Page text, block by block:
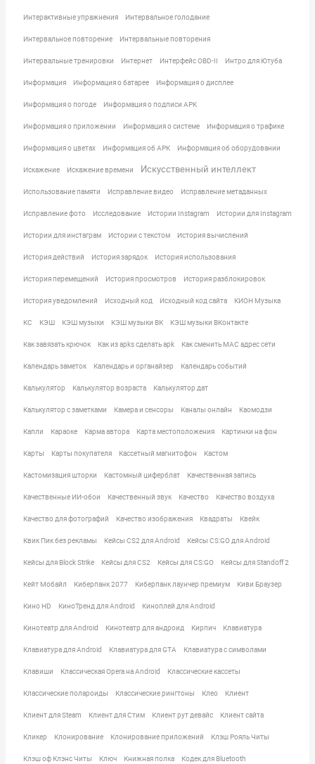
Интерактивные упражнения Интервальное голодание
Интервальное повторение Интервальные повторения
Интервальные тренировки Интернет Интерфейс OBD-II Интро для Ютуба
Информация Информация о батарее Информация о дисплее
Информация о погоде Информация о подписи APK
Информация о приложении Информация о системе Информация о трафике
Информация о цветах Информация об APK Информация об оборудовании
Искажение Искажение времени Искусственный интеллект
Использование памяти Исправление видео Исправление метаданных
Исправление фото Исследование Истории Instagram Истории для Instagram
Истории для инстаграм Истории с текстом История вычислений
История действий История зарядок История использования
История перемещений История просмотров История разблокировок
История уведомлений Исходный код Исходный код сайта КИОН Музыка
КС КЭШ КЭШ музыки КЭШ музыки ВК КЭШ музыки ВКонтакте
Как завязать крючок Как из apks сделать apk Как сменить MAC адрес сети
Календарь заметок Календарь и органайзер Календарь событий
Калькулятор Калькулятор возраста Калькулятор дат
Калькулятор с заметками Камера и сенсоры Каналы онлайн Каомодзи
Капли Караоке Карма автора Карта местоположения Картинки на фон
Карты Карты покупателя Кассетный магнитофон Кастом
Кастомизация шторки Кастомный циферблат Качественная запись
Качественные ИИ-обои Качественный звук Качество Качество воздуха
Качество для фотографий Качество изображения Квадраты Квейк
Квик Пик без рекламы Кейсы CS2 для Android Кейсы CS:GO для Android
Кейсы для Block Strike Кейсы для CS2 Кейсы для CS:GO Кейсы для Standoff 2
Кейт Мобайл Киберпанк 2077 Киберпанк лаунчер премиум Киви Браузер
Кино HD КиноТренд для Android Киноплей для Android
Кинотеатр для Android Кинотеатр для андроид Кирпич Клавиатура
Клавиатура для Android Клавиатура для GTA Клавиатура с символами
Клавиши Классическая Opera на Android Классические кассеты
Классические полароиды Классические рингтоны Клео Клиент
Клиент для Steam Клиент для Стим Клиент рут девайс Клиент сайта
Кликер Клонирование Клонирование приложений Клэш Рояль Читы
Клэш оф Клэнс Читы Ключ Книжная полка Кодек для Bluetooth